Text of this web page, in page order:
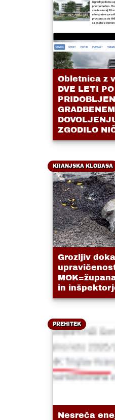
Obletnica z
DVE LETI PO
GRADBENEM
ZGODILO
KRANJSKA KLOBASA
Grozljiv
in
PREHITEK
Nesreča